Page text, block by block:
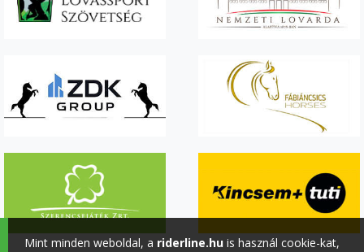
Mint minden weboldal, a riderline.hu is használ cookie-kat,